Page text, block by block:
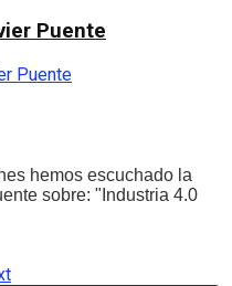
Puente
hemos escuchado la
sobre: "Industria 4.0